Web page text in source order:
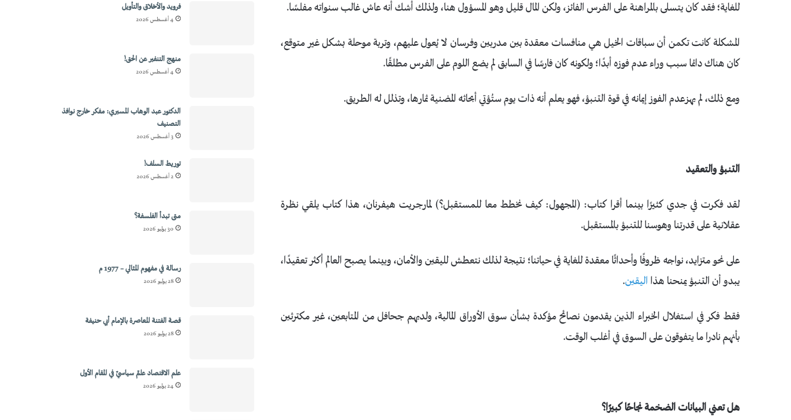
للغاية؛ فقد كان يتسلى بالمراهنة على الفرس الفائز، ولكن المال قليل وهو المسؤول هنا، ولذلك أشك أنه عاش غالب سنواته مفلسًا.
المشكلة كانت تكمن أن سباقات الخيل هي منافسات معقدة بين مدربين وفرسان لا يُعول عليهم، وتربة موحلة بشكل غير متوقع،
كان هناك دائما سبب وراء عدم فوزه أبدًا؛ ولكونه كان فارسًا في السابق لم يضع اللوم على الفرس مطلقًا.
ومع ذلك، لم يهزعدم الفوز إيمانه في قوة التنبؤ، فهو يعلم أنه ذات يوم ستُؤتي أبحاثه المضنية ثمارها، وتذلل له الطريق.
التنبؤ والتعقيد
لقد فكرت في جدي كثيرًا بينما أقرا كتاب: (المجهول: كيف نخطط معا للمستقبل؟) لمارجريت هيفرنان، هذا كتاب يلقي نظرة
عقلانية على قدرتنا وهوسنا للتنبؤ بالمستقبل.
على نحو متزايد، نواجه ظروفًا وأحداثًا معقدة للغاية في حياتنا؛ نتيجة لذلك نتعطش لليقين والأمان، وبينما يصبح العالم أكثر تعقيدًا،
يبدو أن التنبؤ يمنحنا هذا اليقين.
فقط فكر في استغلال الخبراء الذين يقدمون نصائح مؤكدة بشأن سوق الأوراق المالية، ولديهم جحافل من المتابعين، غير مكترثين
بأنهم نادرا ما يتفوقون على السوق في أغلب الوقت.
هل تعني البيانات الضخمة نجاحًا كبيرًا؟
فرويد والأخلاق والتأويل
4 أغسطس 2026
منهج التنفير عن الحق!
4 أغسطس 2026
الدكتور عبد الوهاب المسيري: مفكر خارج نوافذ
التصنيف
3 أغسطس 2026
توريط السلف!
2 أغسطس 2026
متى تبدأ الفلسفة؟
30 يوليو 2026
رسالة في مفهوم المثالي – 1977 م
28 يوليو 2026
قصة الفتنة المعاصرة بالإمام أبي حنيفة
28 يوليو 2026
علم الاقتصاد علمٌ سياسيٌ في المقام الأول
24 يوليو 2026